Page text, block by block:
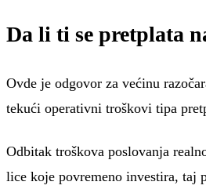
Da li ti se pretplata
Ovde je odgovor za većinu
tekući operativni troškovi tipa
Odbitak troškova poslovanja
lice koje povremeno investira, taj